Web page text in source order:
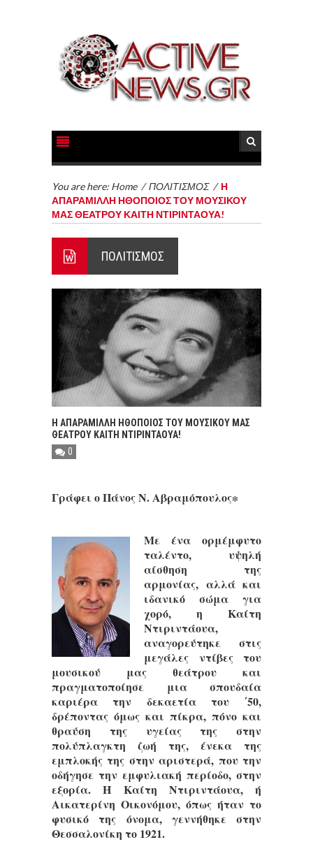
You are here: Home /ΠΟΛΙΤΙΣΜΟΣ / Η
ΑΠΑΡΑΜΙΛΛΗ ΗΘΟΠΟΙΟΣ ΤΟΥ ΜΟΥΣΙΚΟΥ
ΜΑΣ ΘΕΑΤΡΟΥ ΚΑΙΤΗ ΝΤΙΡΙΝΤΑΟΥΑ!
ΠΟΛΙΤΙΣΜΟΣ
Η ΑΠΑΡΑΜΙΛΛΗ ΗΘΟΠΟΙΟΣ ΤΟΥ ΜΟΥΣΙΚΟΥ ΜΑΣ
ΘΕΑΤΡΟΥ ΚΑΙΤΗ ΝΤΙΡΙΝΤΑΟΥΑ!
0
Γράφει ο Πάνος Ν. Αβραμόπουλος∗
Με ένα ορμέμφυτο
ταλέντο, υψηλή
αίσθηση της
αρμονίας, αλλά και
ιδανικό σώμα για
χορό, η Καίτη
Ντιριντάουα,
αναγορεύτηκε στις
μεγάλες ντίβες του
μουσικού μας θεάτρου και
πραγματοποίησε μια σπουδαία
καριέρα την δεκαετία του ΄50,
δρέποντας όμως και πίκρα, πόνο και
θραύση της υγείας της στην
πολύπλαγκτη ζωή της, ένεκα της
εμπλοκής της στην αριστερά, που την
οδήγησε την εμφυλιακή περίοδο, στην
εξορία. Η Καίτη Ντιριντάουα, ή
Αικατερίνη Οικονόμου, όπως ήταν το
φυσικό της όνομα, γεννήθηκε στην
Θεσσαλονίκη το 1921.